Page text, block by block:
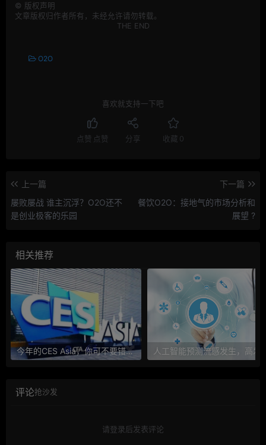
© 版权声明
文章版权归作者所有，未经允许请勿转载。
THE END
O2O
喜欢就支持一下吧
点赞 点赞 分享 收藏 0
上一篇
屡败屡战 谁主沉浮？O2O还不
是创业极客的乐园
下一篇
餐饮O2O：接地气的市场分析和
展望 ?
相关推荐
今年的CES Asia，你可不要错过这些自动驾驶看点
评论抢沙发
请登录后发表评论